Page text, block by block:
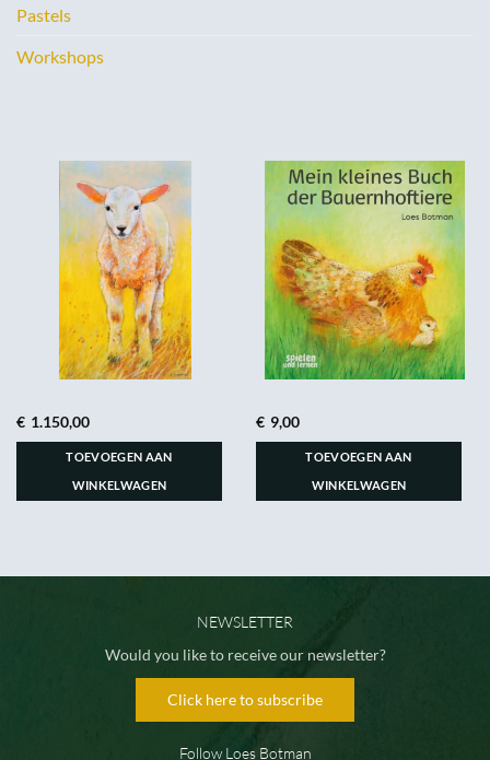
Pastels
Workshops
€ 1.150,00
TOEVOEGEN AAN
WINKELWAGEN
€ 9,00
TOEVOEGEN AAN
WINKELWAGEN
NEWSLETTER
Would you like to receive our newsletter?
Click here to subscribe
Follow Loes Botman